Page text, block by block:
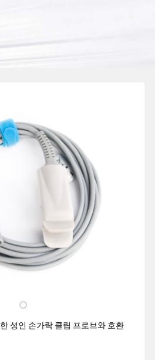
성인 손가락 클립 프로브와 호환